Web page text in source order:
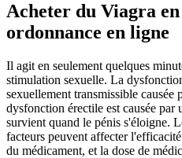
Acheter du Viagra en
ordonnance en ligne
Il agit en seulement quelques
stimulation sexuelle. La
sexuellement transmissible causée
dysfonction érectile est causée
survient quand le pénis s'éloigne.
facteurs peuvent affecter
du médicament, et la dose de